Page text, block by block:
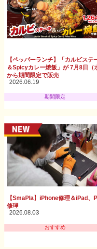
【ペッパーランチ】「カルビステ
＆Spicyカレー焼飯」が 7月8日（
から期間限定で販売
2026.06.19
期間限定
【SmaPla】iPhone修理＆iPad、
修理
2026.08.03
おすすめ